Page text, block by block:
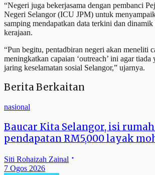
“Negeri juga bekerjasama dengan pembanci
Negeri Selangor (ICU JPM) untuk
samping mendapatkan data terkini dan
kerajaan.
“Pun begitu, pentadbiran negeri akan meneliti
meningkatkan capaian ‘outreach’ ini agar
jaring keselamatan sosial Selangor,” ujarnya.
Berita Berkaitan
nasional
Baucar Kita Selangor, isi
pendapatan RM5,000 layak
Siti Rohaizah Zainal
7 Ogos 2026